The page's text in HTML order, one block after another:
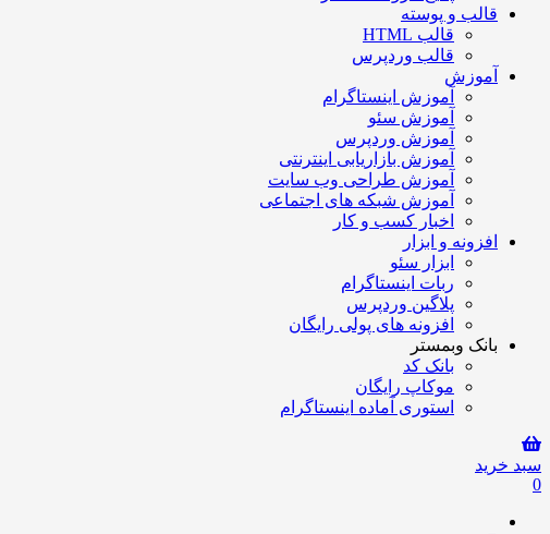
قالب و پوسته
قالب HTML
قالب وردپرس
آموزش
آموزش اینستاگرام
آموزش سئو
آموزش وردپرس
آموزش بازاریابی اینترنتی
آموزش طراحی وب سایت
آموزش شبکه های اجتماعی
اخبار کسب و کار
افزونه و ابزار
ابزار سئو
ربات اینستاگرام
پلاگین وردپرس
افزونه های پولی رایگان
بانک وبمستر
بانک کد
موکاپ رایگان
استوری آماده اینستاگرام
سبد خرید
0